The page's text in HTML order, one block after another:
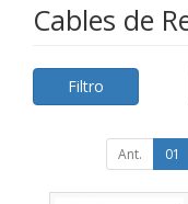
Cables de
Filtro
Ant. 01